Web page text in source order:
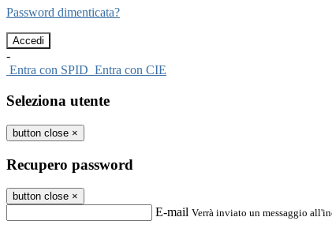
Password dimenticata?
-
Entra con SPID Entra con CIE
Seleziona utente
button close ×
Recupero password
button close ×
E-mail Verrà inviato un messaggio